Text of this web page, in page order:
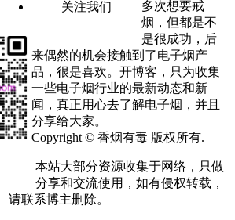
关注我们
多次想要戒
烟，但都是不
是很成功，后
来偶然的机会接触到了电子烟产
品，很是喜欢。开博客，只为收集
一些电子烟行业的最新动态和新
闻，真正用心去了解电子烟，并且
分享给大家。
Copyright © 香烟有毒 版权所有.
本站大部分资源收集于网络，只做
分享和交流使用，如有侵权转载，
请联系博主删除。